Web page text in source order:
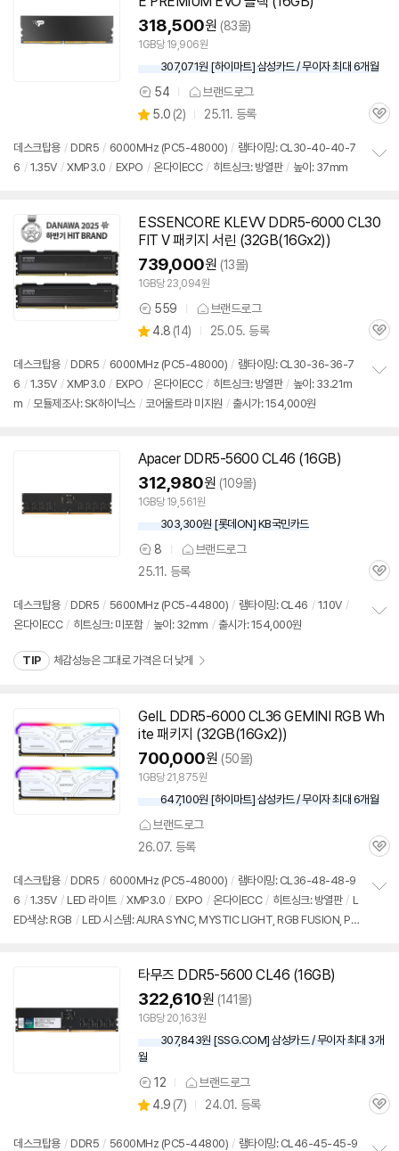
318,500원 (83몰)
1GB당 19,906원
307,071원 [하이마트] 삼성카드 / 무이자 최대 6개월
상
품
견
54 브랜드로그
별
점
5.0 (상
리
뷰
2) 25.11. 등록
관
데스크탑용 / DDR5 / 6000MHz (PC5-48000) / 램타이밍: CL30-40-40-7
6 / 1.35V / XMP3.0 / EXPO / 온다이ECC / 히트싱크: 방열판 / 높이: 37mm
치
ESSENCORE KLEVV DDR5-6000 CL30
FIT V 패키지 서린 (32GB(16Gx2))
739,000원 (13몰)
1GB당 23,094원
상
품
견
559 브랜드로그
별
점
4.8 (상
리
뷰
14) 25.05. 등록
관
상
데스크탑용 / DDR5 / 6000MHz (PC5-48000) / 램타이밍: CL30-36-36-7
6 / 1.35V / XMP3.0 / EXPO / 온다이ECC / 히트싱크: 방열판 / 높이: 33.21m
m / 모듈제조사: SK하이닉스 / 코어울트라 미지원 / 출시가: 154,000원
Apacer DDR5-5600 CL46 (16GB)
312,980원 (109몰)
1GB당 19,561원
303,300원 [롯데ON] KB국민카드
상
품
견
8
브랜드로그
25.11. 등록
관
데스크탑용 / DDR5 / 5600MHz (PC5-44800) / 램타이밍: CL46 / 1.10V /
온다이ECC / 히트싱크: 미포함 / 높이: 32mm / 출시가: 154,000원
TIP 체감성능은 그대로 가격은 더 낮게
GeIL DDR5-6000 CL36 GEMINI RGB Wh
ite 패키지 (32GB(16Gx2))
700,000원 (50몰)
1GB당 21,875원
647,100원 [하이마트] 삼성카드 / 무이자 최대 6개월
브랜드로그
26.07. 등록
관
데스크탑용 / DDR5 / 6000MHz (PC5-48000) / 램타이밍: CL36-48-48-9
6 / 1.35V / LED 라이트 / XMP3.0 / EXPO / 온다이ECC / 히트싱크: 방열판 / L
ED색상: RGB / LED 시스템: AURA SYNC, MYSTIC LIGHT, RGB FUSION, PO
타무즈 DDR5-5600 CL46 (16GB)
322,610원 (141몰)
1GB당 20,163원
307,843원 [SSG.COM] 삼성카드 / 무이자 최대 3개
월
상
품
견
12 브랜드로그
별
4.9 (상
리
7) 24.01. 등록
관
데스크탑용 / DDR5 / 5600MHz (PC5-44800) / 램타이밍: CL46-45-45-9